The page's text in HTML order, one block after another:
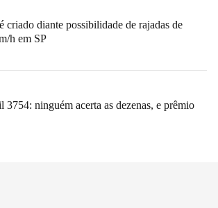
criado diante possibilidade de rajadas de
h em SP
3754: ninguém acerta as dezenas, e prêmio